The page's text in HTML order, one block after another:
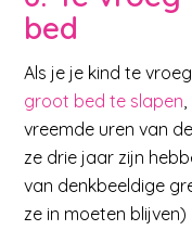
bed
Als je je kind te
groot bed te slapen
vreemde uren van
ze drie jaar zijn
van denkbeeldige
ze in moeten